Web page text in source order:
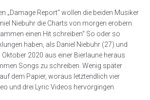
„Damage Report“ wollen die beiden Musiker
Niebuhr die Charts von morgen erobern.
einen Hit schreiben“ So oder so
haben, als Daniel Niebuhr (27) und
2020 aus einer Bierlaune heraus
Songs zu schreiben. Wenig später
dem Papier, woraus letztendlich vier
und drei Lyric Videos hervorgingen.